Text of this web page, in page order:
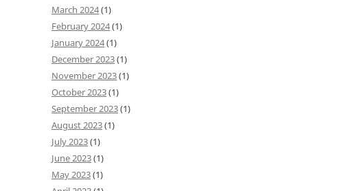
March 2024(1)
February 2024(1)
January 2024(1)
December 2023(1)
November 2023(1)
October 2023(1)
September 2023(1)
August 2023(1)
July 2023(1)
June 2023(1)
May 2023(1)